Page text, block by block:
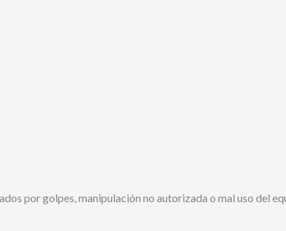
por golpes, manipulación no autorizada o mal uso del